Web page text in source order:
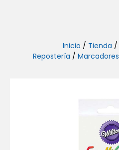
Inicio / Tienda /
Repostería / Marcadores